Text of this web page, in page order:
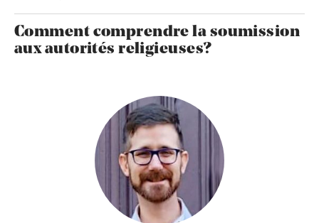
Comment comprendre la soumission
aux autorités religieuses?